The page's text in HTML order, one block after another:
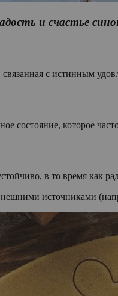
и счастье
связанная с истинным
состояние, которое
в то время как
источниками